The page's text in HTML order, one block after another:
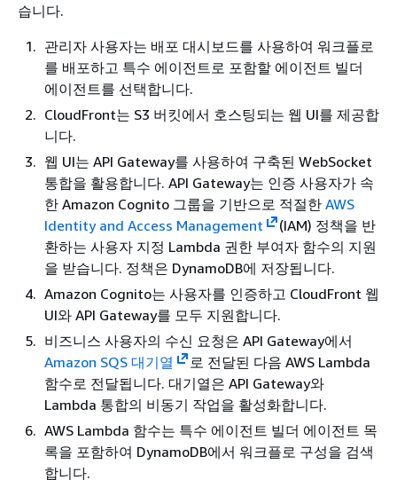
습니다.
관리자 사용자는 배포 대시보드를 사용하여 워크플로
를 배포하고 특수 에이전트로 포함할 에이전트 빌더
에이전트를 선택합니다.
CloudFront는 S3 버킷에서 호스팅되는 웹 UI를 제공합
니다.
웹 UI는 API Gateway를 사용하여 구축된 WebSocket
통합을 활용합니다. API Gateway는 인증 사용자가 속
한 Amazon Cognito 그룹을 기반으로 적절한 AWS
Identity and Access Management
(IAM) 정책을 반
환하는 사용자 지정 Lambda 권한 부여자 함수의 지원
을 받습니다. 정책은 DynamoDB에 저장됩니다.
Amazon Cognito는 사용자를 인증하고 CloudFront 웹
UI와 API Gateway를 모두 지원합니다.
비즈니스 사용자의 수신 요청은 API Gateway에서
Amazon SQS 대기열
로 전달된 다음 AWS Lambda
함수로 전달됩니다. 대기열은 API Gateway와
Lambda 통합의 비동기 작업을 활성화합니다.
AWS Lambda 함수는 특수 에이전트 빌더 에이전트 목
록을 포함하여 DynamoDB에서 워크플로 구성을 검색
합니다.